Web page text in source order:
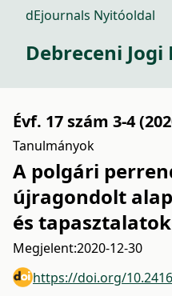
dEjournals Nyitóoldal
Debreceni
Évf. 17 szám 3-4
Tanulmányok
A polgári
újragondolt
és
Megjelent:2020-12-30
https://doi.org/